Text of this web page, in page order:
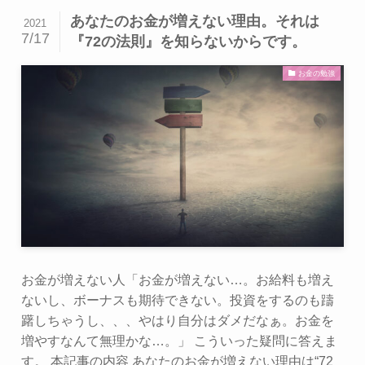
あなたのお金が増えない理由。それは
『72の法則』を知らないからです。
2021
7/17
お金の勉強
お金が増えない人「お金が増えない…。お給料も増え
ないし、ボーナスも期待できない。投資をするのも躊
躇しちゃうし、、、やはり自分はダメだなぁ。お金を
増やすなんて無理かな…。」 こういった疑問に答えま
す。 本記事の内容 あなたのお金が増えない理由は“72